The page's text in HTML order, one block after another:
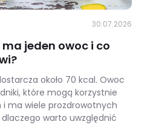
30.07.2026
jeden owoc i co
około 70 kcal. Owoc
które mogą korzystnie
i ma wiele prozdrowotnych
dlaczego warto uwzględnić